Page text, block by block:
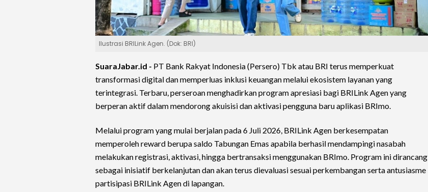
Ilustrasi BRILink Agen. (Dok: BRI)
SuaraJabar.id - PT Bank Rakyat Indonesia (Persero) Tbk atau BRI terus memperkuat
transformasi digital dan memperluas inklusi keuangan melalui ekosistem layanan yang
terintegrasi. Terbaru, perseroan menghadirkan program apresiasi bagi BRILink Agen yang
berperan aktif dalam mendorong akuisisi dan aktivasi pengguna baru aplikasi BRImo.
Melalui program yang mulai berjalan pada 6 Juli 2026, BRILink Agen berkesempatan
memperoleh reward berupa saldo Tabungan Emas apabila berhasil mendampingi nasabah
melakukan registrasi, aktivasi, hingga bertransaksi menggunakan BRImo. Program ini dirancang
sebagai inisiatif berkelanjutan dan akan terus dievaluasi sesuai perkembangan serta antusiasme
partisipasi BRILink Agen di lapangan.